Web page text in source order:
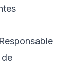
Responsable